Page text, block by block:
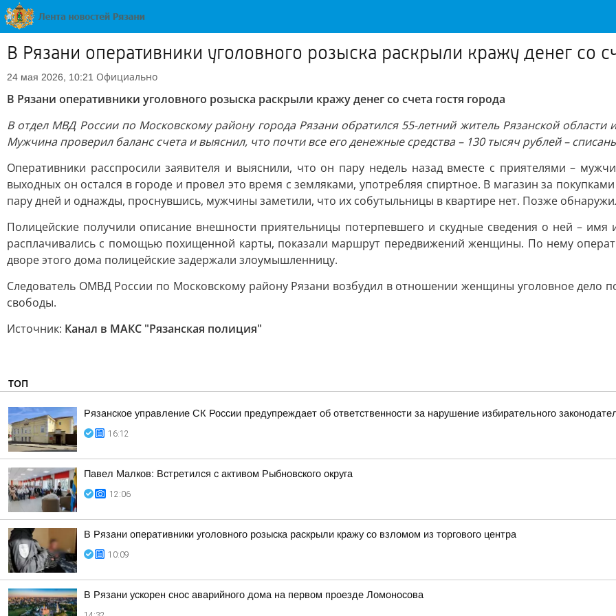
В Рязани оперативники уголовного розыска раскрыли кражу денег со
24 мая 2026, 10:21 Официально
В Рязани оперативники уголовного розыска раскрыли кражу денег со счета гостя города
В отдел МВД России по Московскому району города Рязани обратился 55-летний житель Рязанской области
Мужчина проверил баланс счета и выяснил, что почти все его денежные средства – 130 тысяч рублей –
Оперативники расспросили заявителя и выяснили, что он пару недель назад вместе с приятелями –
выходных он остался в городе и провел это время с земляками, употребляя спиртное. В магазин за
пару дней и однажды, проснувшись, мужчины заметили, что их собутыльницы в квартире нет. Позже
Полицейские получили описание внешности приятельницы потерпевшего и скудные сведения о ней – имя
расплачивались с помощью похищенной карты, показали маршрут передвижений женщины. По нему
дворе этого дома полицейские задержали злоумышленницу.
Следователь ОМВД России по Московскому району Рязани возбудил в отношении женщины уголовное дело
свободы.
Источник: Канал в МАКС "Рязанская полиция"
ТОП
Рязанское управление СК России предупреждает об ответственности за нарушение избирательного
16:12
Павел Малков: Встретился с активом Рыбновского округа
12:06
В Рязани оперативники уголовного розыска раскрыли кражу со взломом из торгового центра
10:09
В Рязани ускорен снос аварийного дома на первом проезде Ломоносова